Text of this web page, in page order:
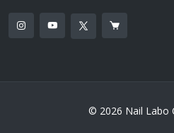
© 2026 Nail Labo